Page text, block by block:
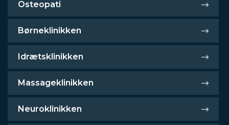
Osteopati
Børneklinikken
Idrætsklinikken
Massageklinikken
Neuroklinikken